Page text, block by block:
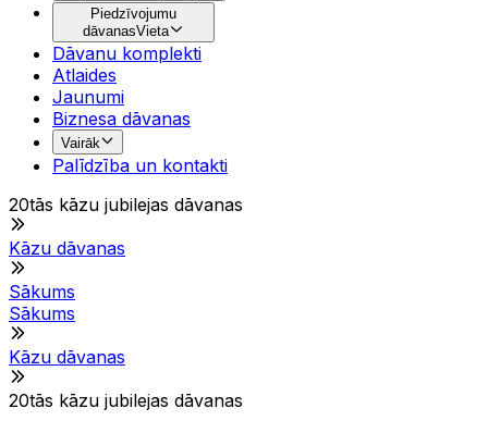
Piedzīvojumu
dāvanasVieta
Dāvanu komplekti
Atlaides
Jaunumi
Biznesa dāvanas
Vairāk
Palīdzība un kontakti
20tās kāzu jubilejas dāvanas
Kāzu dāvanas
Sākums
Sākums
Kāzu dāvanas
20tās kāzu jubilejas dāvanas